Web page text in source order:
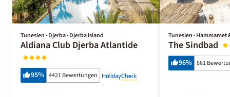
Tunesien · Djerba · Djerba Island
Aldiana Club Djerba Atlantide
95% 4421 Bewertungen
Tunesien · Hammamet
The Sindbad
96% 861